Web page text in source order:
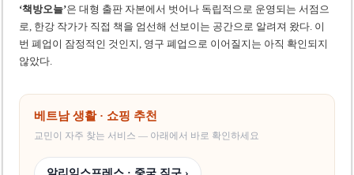
‘책방오늘’은 대형 출판 자본에서 벗어나 독립적으로 운영되는 서점으
로, 한강 작가가 직접 책을 엄선해 선보이는 공간으로 알려져 왔다. 이
번 폐업이 잠정적인 것인지, 영구 폐업으로 이어질지는 아직 확인되지
않았다.
베트남 생활 · 쇼핑 추천
교민이 자주 찾는 서비스 — 아래에서 바로 확인하세요